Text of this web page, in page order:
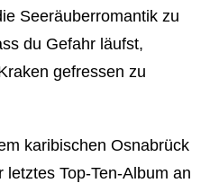
Seeräuberromantik zu
du Gefahr läufst,
gefressen zu
karibischen Osnabrück
Top-Ten-Album an